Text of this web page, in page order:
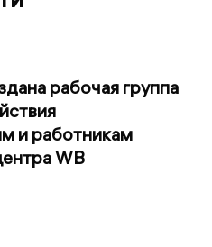
рабочая группа
и работникам
WB